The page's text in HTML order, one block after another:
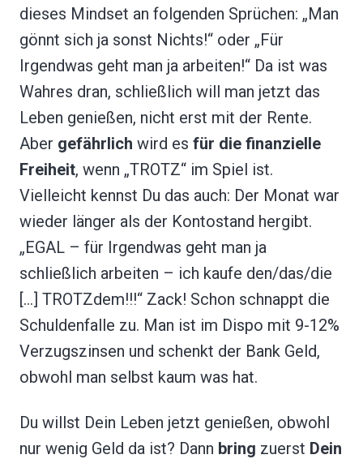
dieses Mindset an folgenden Sprüchen: „Man
gönnt sich ja sonst Nichts!“ oder „Für
Irgendwas geht man ja arbeiten!“ Da ist was
Wahres dran, schließlich will man jetzt das
Leben genießen, nicht erst mit der Rente.
Aber gefährlich wird es für die finanzielle
Freiheit, wenn „TROTZ“ im Spiel ist.
Vielleicht kennst Du das auch: Der Monat war
wieder länger als der Kontostand hergibt.
„EGAL – für Irgendwas geht man ja
schließlich arbeiten – ich kaufe den/das/die
[…] TROTZdem!!!“ Zack! Schon schnappt die
Schuldenfalle zu. Man ist im Dispo mit 9-12%
Verzugszinsen und schenkt der Bank Geld,
obwohl man selbst kaum was hat.
Du willst Dein Leben jetzt genießen, obwohl
nur wenig Geld da ist? Dann bring zuerst Dein